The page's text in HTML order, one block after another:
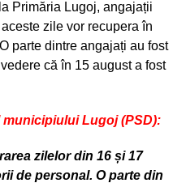
Primăria Lugoj, angajații
zile vor recupera în
parte dintre angajați au fost
că în 15 august a fost
Lugoj (PSD):
zilelor din 16 și 17
de personal. O parte din